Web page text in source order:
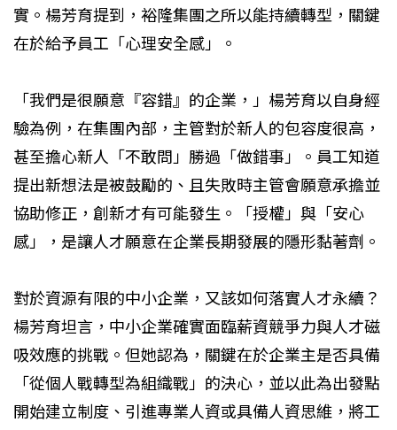
實。楊芳育提到，裕隆集團之所以能持續轉型，關鍵
在於給予員工「心理安全感」。
「我們是很願意『容錯』的企業，」楊芳育以自身經
驗為例，在集團內部，主管對於新人的包容度很高，
甚至擔心新人「不敢問」勝過「做錯事」。員工知道
提出新想法是被鼓勵的、且失敗時主管會願意承擔並
協助修正，創新才有可能發生。「授權」與「安心
感」，是讓人才願意在企業長期發展的隱形黏著劑。
對於資源有限的中小企業，又該如何落實人才永續？
楊芳育坦言，中小企業確實面臨薪資競爭力與人才磁
吸效應的挑戰。但她認為，關鍵在於企業主是否具備
「從個人戰轉型為組織戰」的決心，並以此為出發點
開始建立制度、引進專業人資或具備人資思維，將工